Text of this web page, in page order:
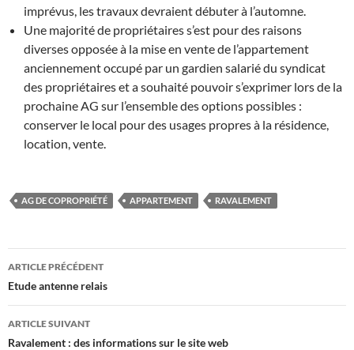
imprévus, les travaux devraient débuter à l’automne.
Une majorité de propriétaires s’est pour des raisons
diverses opposée à la mise en vente de l’appartement
anciennement occupé par un gardien salarié du syndicat
des propriétaires et a souhaité pouvoir s’exprimer lors de la
prochaine AG sur l’ensemble des options possibles :
conserver le local pour des usages propres à la résidence,
location, vente.
AG DE COPROPRIÉTÉ APPARTEMENT RAVALEMENT
Navigation
des
articles
ARTICLE PRÉCÉDENT
Etude antenne relais
ARTICLE SUIVANT
Ravalement : des informations sur le site web